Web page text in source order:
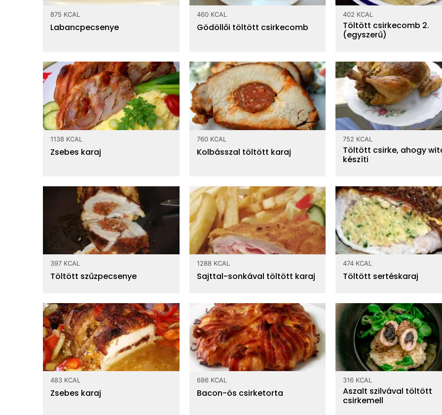
875 KCAL
Labancpecsenye
460 KCAL
Gödöllői töltött csirkecomb
402 KCAL
Töltött csirkecomb 2.
(egyszerű)
1138 KCAL
Zsebes karaj
760 KCAL
Kolbásszal töltött karaj
752 KCAL
Töltött csirke, ahogy
készíti
397 KCAL
Töltött szűzpecsenye
1288 KCAL
Sajttal-sonkával töltött karaj
474 KCAL
Töltött sertéskaraj
483 KCAL
Zsebes karaj
686 KCAL
Bacon-ös csirketorta
316 KCAL
Aszalt szilvával töltött
csirkemell